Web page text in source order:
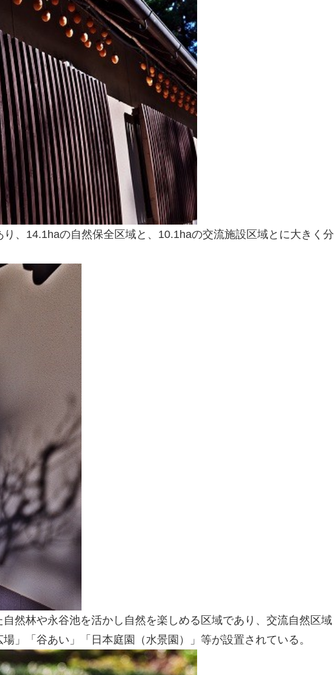
、14.1haの自然保全区域と、10.1haの交流施設区域とに大きく分
然林や永谷池を活かし自然を楽しめる区域であり、交流自然区域
」「谷あい」「日本庭園（水景園）」等が設置されている。